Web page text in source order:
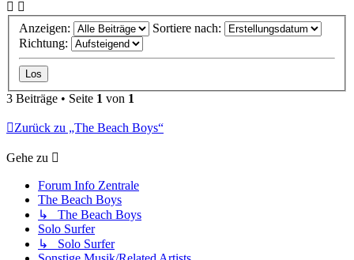
Anzeigen:
Sortiere nach:
Richtung:
3 Beiträge • Seite 1 von 1
Zurück zu „The Beach Boys“
Gehe zu
Forum Info Zentrale
The Beach Boys
↳ The Beach Boys
Solo Surfer
↳ Solo Surfer